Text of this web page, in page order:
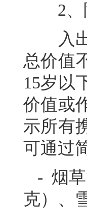
2、限
入出
总价值
15岁以
价值或
示所有
可通过
- 烟
克）、